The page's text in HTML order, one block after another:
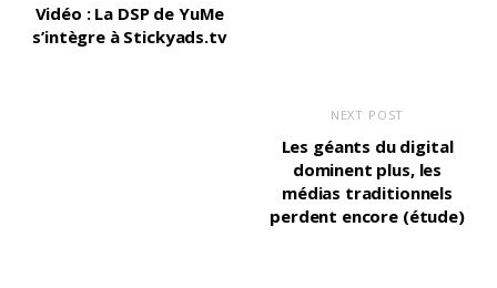
Vidéo : La DSP de YuMe
s’intègre à Stickyads.tv
NEXT POST
Les géants du digital
dominent plus, les
médias traditionnels
perdent encore (étude)